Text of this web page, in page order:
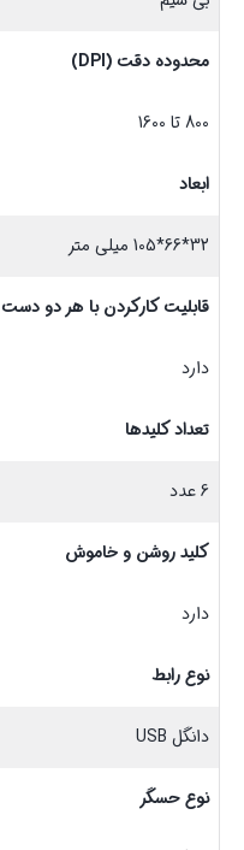
محدوده دقت (DPI)
800 تا 1600
ابعاد
32*66*105 میلی متر
قابلیت کارکردن با هر دو دست
دارد
تعداد کلیدها
6 عدد
کلید روشن و خاموش
دارد
نوع رابط
دانگل USB
نوع حسگر